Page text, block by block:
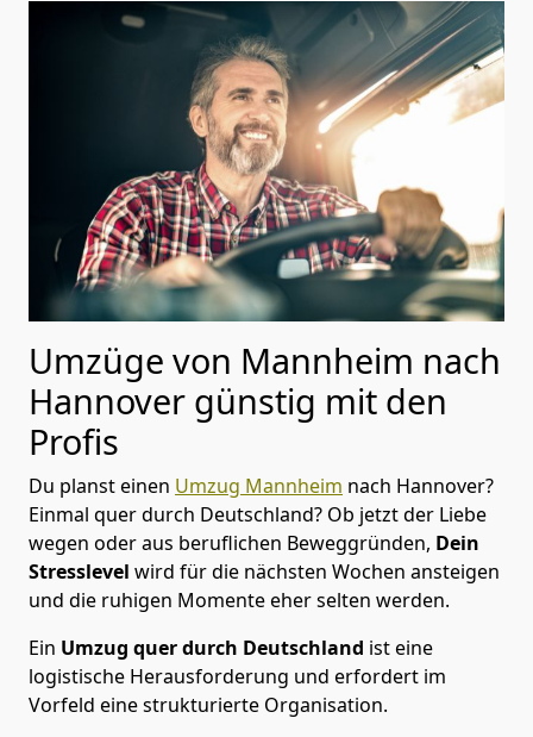
Umzüge von Mannheim nach
Hannover günstig mit den
Profis
Du planst einen Umzug Mannheim nach Hannover?
Einmal quer durch Deutschland? Ob jetzt der Liebe
wegen oder aus beruflichen Beweggründen, Dein
Stresslevel wird für die nächsten Wochen ansteigen
und die ruhigen Momente eher selten werden.
Ein Umzug quer durch Deutschland ist eine
logistische Herausforderung und erfordert im
Vorfeld eine strukturierte Organisation.